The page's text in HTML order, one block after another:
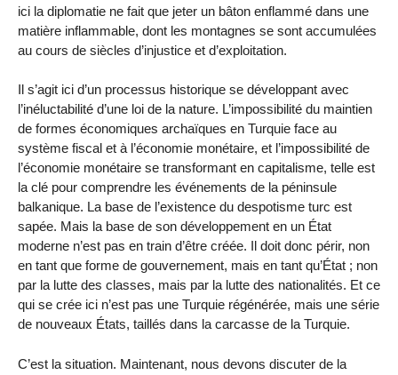
ici la diplomatie ne fait que jeter un bâton enflammé dans une
matière inflammable, dont les montagnes se sont accumulées
au cours de siècles d’injustice et d’exploitation.
Il s’agit ici d’un processus historique se développant avec
l’inéluctabilité d’une loi de la nature. L’impossibilité du maintien
de formes économiques archaïques en Turquie face au
système fiscal et à l’économie monétaire, et l’impossibilité de
l’économie monétaire se transformant en capitalisme, telle est
la clé pour comprendre les événements de la péninsule
balkanique. La base de l’existence du despotisme turc est
sapée. Mais la base de son développement en un État
moderne n’est pas en train d’être créée. Il doit donc périr, non
en tant que forme de gouvernement, mais en tant qu’État ; non
par la lutte des classes, mais par la lutte des nationalités. Et ce
qui se crée ici n’est pas une Turquie régénérée, mais une série
de nouveaux États, taillés dans la carcasse de la Turquie.
C’est la situation. Maintenant, nous devons discuter de la